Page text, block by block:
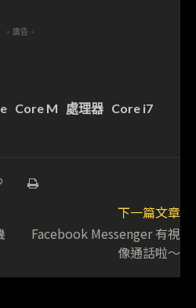
- 廣告 -
Core M 處理器 Core i7
下一篇文章
Facebook Messenger 有視
像通話啦～